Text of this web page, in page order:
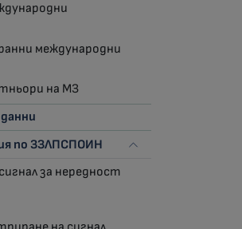
международни
на МЗ
по ЗЗЛПСПОИН
за нередност